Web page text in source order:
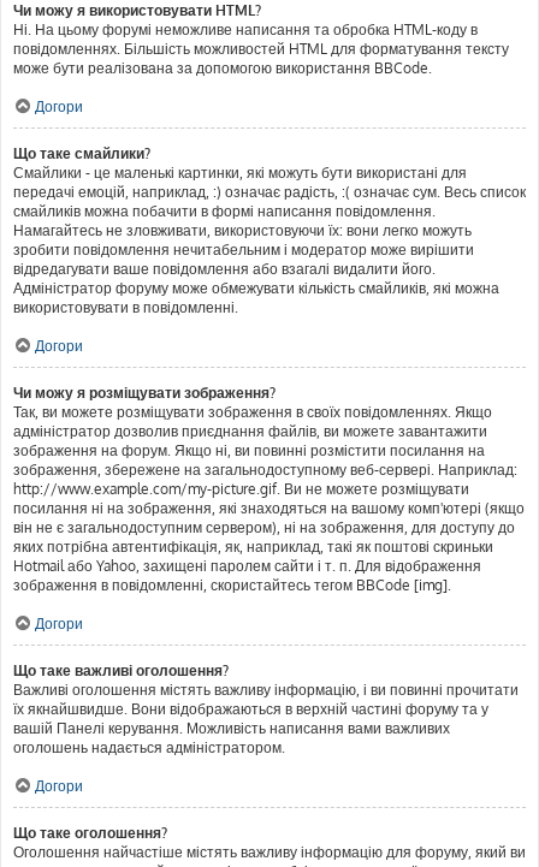
Чи можу я використовувати HTML?
Ні. На цьому форумі неможливе написання та обробка HTML-коду в
повідомленнях. Більшість можливостей HTML для форматування тексту
може бути реалізована за допомогою використання BBCode.
Догори
Що таке смайлики?
Смайлики - це маленькі картинки, які можуть бути використані для
передачі емоцій, наприклад, :) означає радість, :( означає сум. Весь список
смайликів можна побачити в формі написання повідомлення.
Намагайтесь не зловживати, використовуючи їх: вони легко можуть
зробити повідомлення нечитабельним і модератор може вирішити
відредагувати ваше повідомлення або взагалі видалити його.
Адміністратор форуму може обмежувати кількість смайликів, які можна
використовувати в повідомленні.
Догори
Чи можу я розміщувати зображення?
Так, ви можете розміщувати зображення в своїх повідомленнях. Якщо
адміністратор дозволив приєднання файлів, ви можете завантажити
зображення на форум. Якщо ні, ви повинні розмістити посилання на
зображення, збережене на загальнодоступному веб-сервері. Наприклад:
http://www.example.com/my-picture.gif. Ви не можете розміщувати
посилання ні на зображення, які знаходяться на вашому комп'ютері (якщо
він не є загальнодоступним сервером), ні на зображення, для доступу до
яких потрібна автентифікація, як, наприклад, такі як поштові скриньки
Hotmail або Yahoo, захищені паролем сайти і т. п. Для відображення
зображення в повідомленні, скористайтесь тегом BBCode [img].
Догори
Що таке важливі оголошення?
Важливі оголошення містять важливу інформацію, і ви повинні прочитати
їх якнайшвидше. Вони відображаються в верхній частині форуму та у
вашій Панелі керування. Можливість написання вами важливих
оголошень надається адміністратором.
Догори
Що таке оголошення?
Оголошення найчастіше містять важливу інформацію для форуму, який ви